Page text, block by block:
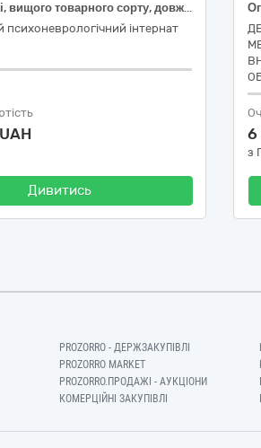
Кабачки свіжі, вищого товарного сорту, довжина 7-16см; Огірки свіжі, польові, короткоплідні ( до 14 см ) ДСТУ 3247.
психоневрологічний інтернат
Дивитись
6
з
PROZORRO - ДЕРЖЗАКУПІВЛІ
PROZORRO MARKET
PROZORRO.ПРОДАЖІ - АУКЦІОНИ
КОМЕРЦІЙНІ ЗАКУПІВЛІ